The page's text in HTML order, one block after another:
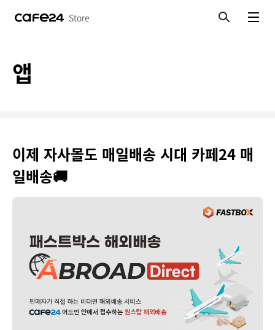
Store
앱
이제 자사몰도 매일배송 시대 카페24 매
일배송🚚